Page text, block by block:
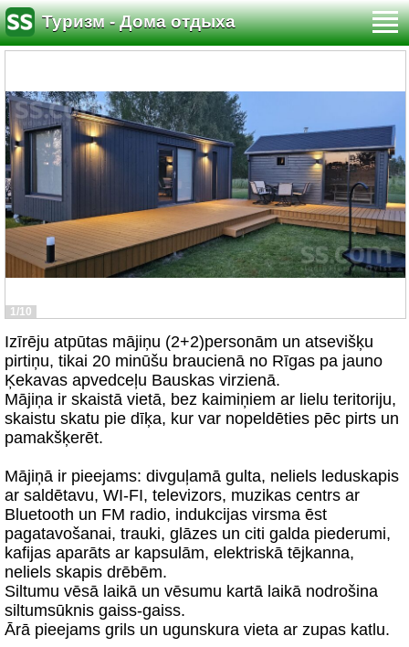
Туризм - Дома отдыха
1/10
Izīrēju atpūtas mājiņu (2+2)personām un atsevišķu
pirtiņu, tikai 20 minūšu braucienā no Rīgas pa jauno
Ķekavas apvedceļu Bauskas virzienā.
Mājiņa ir skaistā vietā, bez kaimiņiem ar lielu teritoriju,
skaistu skatu pie dīķa, kur var nopeldēties pēc pirts un
pamakšķerēt.
Mājiņā ir pieejams: divguļamā gulta, neliels leduskapis
ar saldētavu, WI-FI, televizors, muzikas centrs ar
Bluetooth un FM radio, indukcijas virsma ēst
pagatavošanai, trauki, glāzes un citi galda piederumi,
kafijas aparāts ar kapsulām, elektriskā tējkanna,
neliels skapis drēbēm.
Siltumu vēsā laikā un vēsumu kartā laikā nodrošina
siltumsūknis gaiss-gaiss.
Ārā pieejams grils un ugunskura vieta ar zupas katlu.